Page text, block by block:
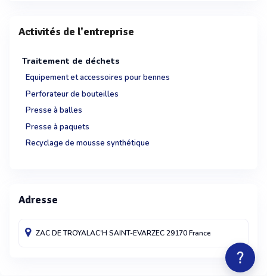
Activités de l'entreprise
Traitement de déchets
Equipement et accessoires pour bennes
Perforateur de bouteilles
Presse à balles
Presse à paquets
Recyclage de mousse synthétique
Adresse
ZAC DE TROYALAC'H SAINT-EVARZEC29170France